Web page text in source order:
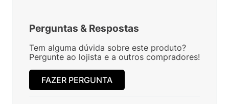
Perguntas & Respostas
Tem alguma dúvida sobre este produto?
Pergunte ao lojista e a outros compradores!
FAZER PERGUNTA